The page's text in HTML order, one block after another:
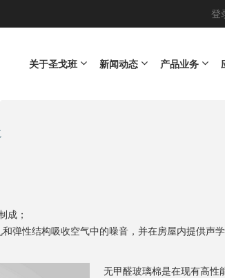
登
关于圣戈班 新闻动态 产品业务
成；
弹性结构吸收空气中的噪音，并在房屋内提供声
无甲醛玻璃棉是在现有高性